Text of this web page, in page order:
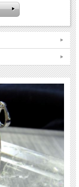
ます。
に是非どうぞ。
また出来る限り自
ィスプレイ環境によ
さい。